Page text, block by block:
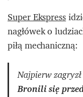
Super Ekspress
nagłówek o
piłą mechaniczną:
Najpierw
Bronili się